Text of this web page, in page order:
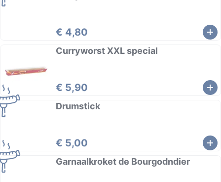
€ 4,80
Curryworst XXL special
€ 5,90
Drumstick
€ 5,00
Garnaalkroket de Bourgodndier